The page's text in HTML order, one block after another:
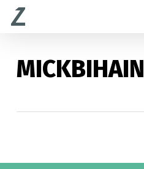
Skip
contentMICKBIHAIN